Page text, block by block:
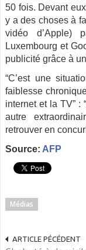
50 fois. Devant
y a des choses à
vidéo d’Apple)
Luxembourg et
publicité grâce à
“C’est une
faiblesse
internet et la TV” :
autre
retrouver en
Source: AFP
Médias
ARTICLE PÉCÉDENT